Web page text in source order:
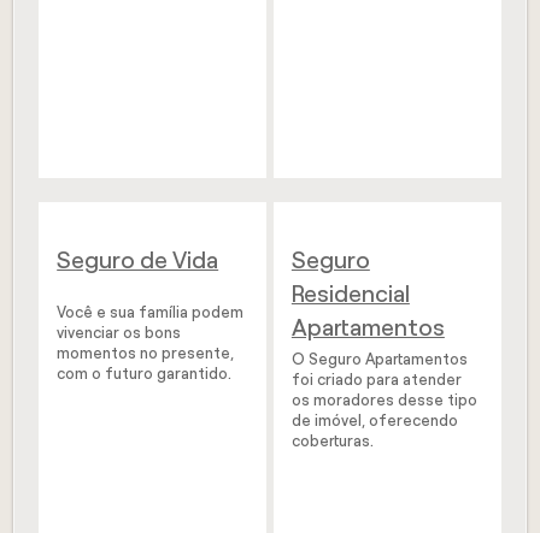
Seguro de Vida
Você e sua família podem
vivenciar os bons
momentos no presente,
com o futuro garantido.
Seguro
Residencial
Apartamentos
O Seguro Apartamentos
foi criado para atender
os moradores desse tipo
de imóvel, oferecendo
coberturas.